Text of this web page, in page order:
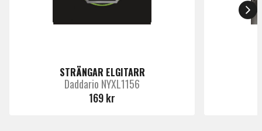
STRÄNGAR ELGITARR
Daddario NYXL1156
169 kr